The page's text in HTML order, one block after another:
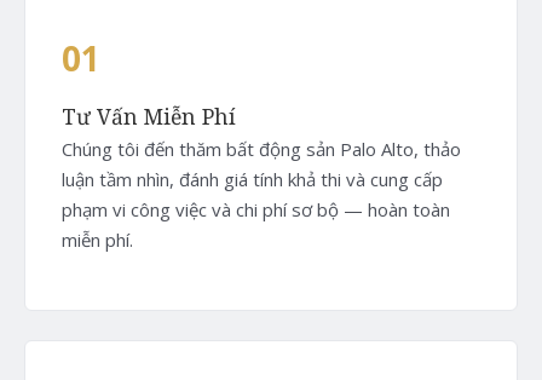
01
Tư Vấn Miễn Phí
Chúng tôi đến thăm bất động sản Palo Alto, thảo
luận tầm nhìn, đánh giá tính khả thi và cung cấp
phạm vi công việc và chi phí sơ bộ — hoàn toàn
miễn phí.